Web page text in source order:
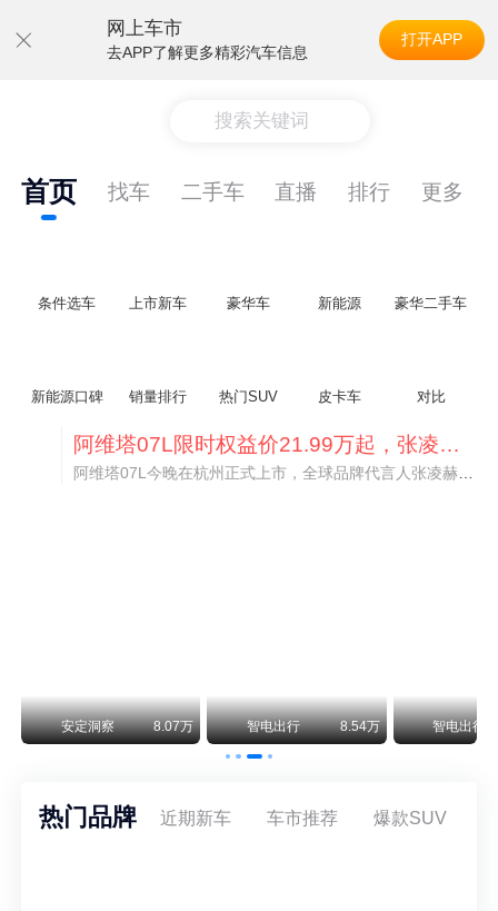
网上车市
去APP了解更多精彩汽车信息
打开APP
搜索关键词
首页 找车 二手车 直播 排行 更多
条件选车 上市新车 豪华车 新能源 豪华二手车
新能源口碑 销量排行 热门SUV 皮卡车 对比
阿维塔07L限时权益价21.99万起，张凌赫成首位车主
阿维塔07L今晚在杭州正式上市，全球品牌代言人张凌赫现场提车，成为这台车的第一位主人。三个版本：Elite纯电版22.99万，Max+后驱纯电版24.99万，Ultra三电机四驱版27.99万。
安定洞察 8.07万 智电出行 8.54万 智电出行
热门品牌 近期新车 车市推荐 爆款SUV